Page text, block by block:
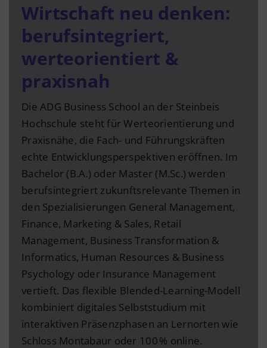
Wirtschaft neu denken:
berufsintegriert,
werteorientiert &
praxisnah
Die ADG Business School an der Steinbeis
Hochschule steht für Werteorientierung und
Praxisnähe, die Fach- und Führungskräften
echte Entwicklungsperspektiven eröffnen. Im
Bachelor (B.A.) oder Master (M.Sc.) werden
berufsintegriert zukunftsrelevante Themen in
den Spezialisierungen General Management,
Finance, Marketing & Sales, Retail
Management, Business Transformation &
Informatics, Human Resources & Business
Psychology oder Insurance Management
vertieft. Das flexible Blended-Learning-Modell
kombiniert digitales Selbststudium mit
interaktiven Präsenzphasen an Lernorten wie
Schloss Montabaur oder 100 % online.